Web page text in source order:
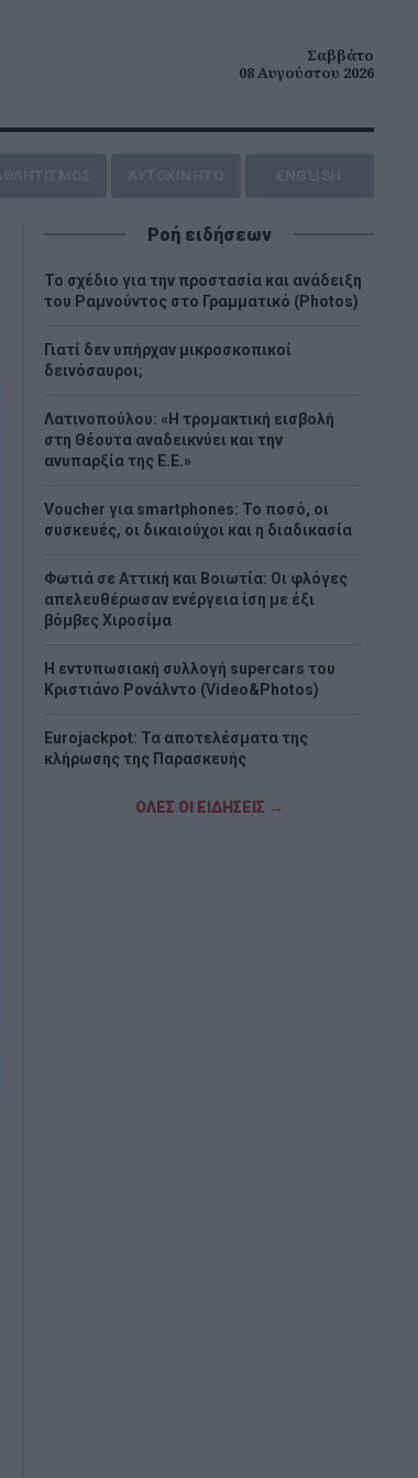
Σαββάτο
08 Αυγούστου 2026
Ροή ειδήσεων
Το σχέδιο για την προστασία και ανάδειξη
του Ραμνούντος στο Γραμματικό (Photos)
Γιατί δεν υπήρχαν μικροσκοπικοί
δεινόσαυροι;
Λατινοπούλου: «Η τρομακτική εισβολή
στη Θέουτα αναδεικνύει και την
ανυπαρξία της Ε.Ε.»
Voucher για smartphones: Το ποσό, οι
συσκευές, οι δικαιούχοι και η διαδικασία
Φωτιά σε Αττική και Βοιωτία: Οι φλόγες
απελευθέρωσαν ενέργεια ίση με έξι
βόμβες Χιροσίμα
H εντυπωσιακή συλλογή supercars του
Κριστιάνο Ρονάλντο (Video&Photos)
Eurojackpot: Τα αποτελέσματα της
κλήρωσης της Παρασκευής
Νέο σχέδιο Πούτιν «βλέπουν» οι ΗΠΑ - Το
ΟΛΕΣ ΟΙ ΕΙΔΗΣΕΙΣ →